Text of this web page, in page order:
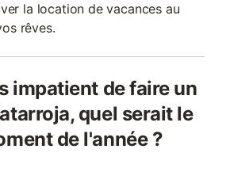
la location de vacances au
rêves.
impatient de faire un
quel serait le
de l'année ?